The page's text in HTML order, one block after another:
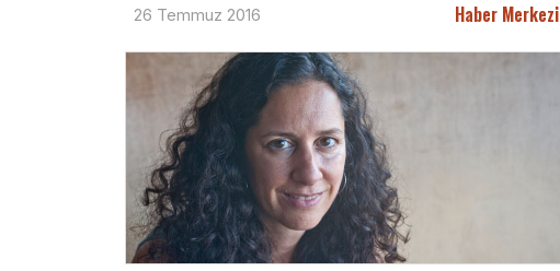
26 Temmuz 2016 Haber Merkezi